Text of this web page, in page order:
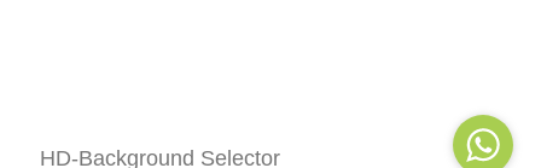
HD-Background Selector